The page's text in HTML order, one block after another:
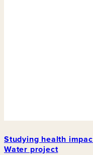
Studying health
Water project